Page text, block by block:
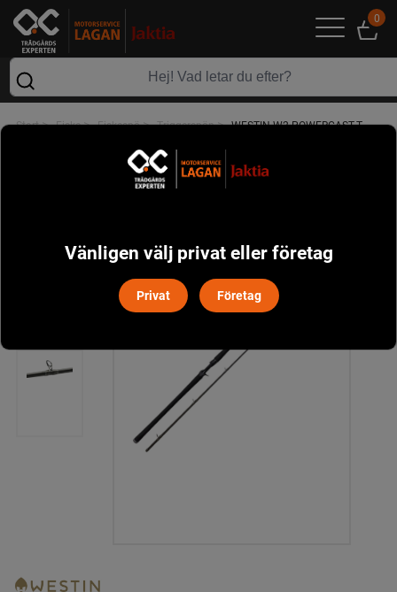
0
Start> Fiske> Fiskespö> Triggerspön> WESTIN W2 POWERCAST-T
Vänligen välj privat eller företag
Privat Företag